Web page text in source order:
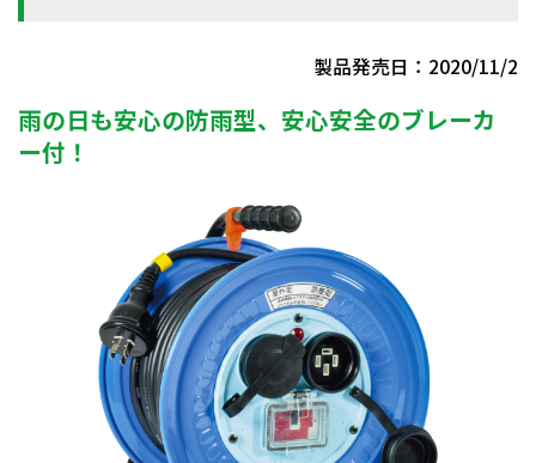
製品発売日：2020/11/2
雨の日も安心の防雨型、安心安全のブレーカ
ー付！